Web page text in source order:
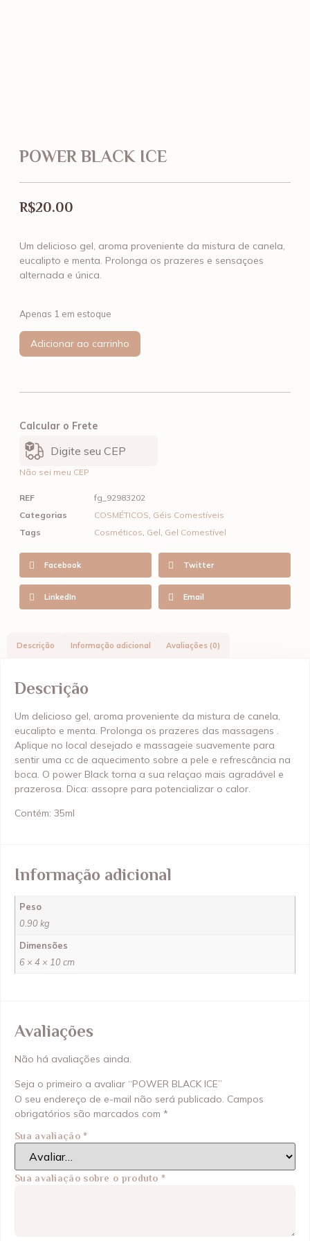
POWER BLACK ICE
R$20.00
Um delicioso gel, aroma proveniente da mistura de canela,
eucalipto e menta. Prolonga os prazeres e sensaçoes
alternada e única.
Apenas 1 em estoque
Adicionar ao carrinho
Calcular o Frete
Não sei meu CEP
REF
fg_92983202
Categorias
COSMÉTICOS, Géis Comestíveis
Tags
Cosméticos, Gel, Gel Comestível
Facebook Twitter
LinkedIn Email
Descrição Informação adicional Avaliações (0)
Descrição
Um delicioso gel, aroma proveniente da mistura de canela,
eucalipto e menta. Prolonga os prazeres das massagens .
Aplique no local desejado e massageie suavemente para
sentir uma cc de aquecimento sobre a pele e refrescância na
boca. O power Black torna a sua relaçao mais agradável e
prazerosa. Dica: assopre para potencializar o calor.
Contém: 35ml
Informação adicional
Peso
0.90 kg
Dimensões
6 × 4 × 10 cm
Avaliações
Não há avaliações ainda.
Seja o primeiro a avaliar “POWER BLACK ICE”
O seu endereço de e-mail não será publicado. Campos
obrigatórios são marcados com *
Sua avaliação*
Sua avaliação sobre o produto*